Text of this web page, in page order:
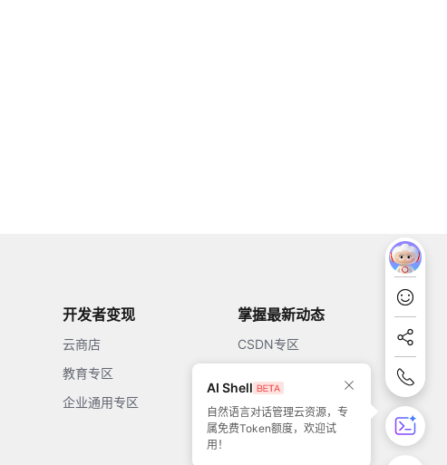
开发者变现
云商店
教育专区
企业通用专区
掌握最新动态
CSDN专区
51CTO
AI Shell
自然语言对话管理云资源，专
属免费Token额度，欢迎试
用！